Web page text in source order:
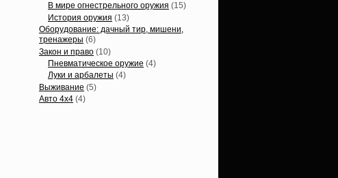
В мире огнестрельного оружия (15)
История оружия (13)
Оборудование: дачный тир, мишени,
тренажеры (6)
Закон и право (10)
Пневматическое оружие (4)
Луки и арбалеты (4)
Выживание (5)
Авто 4х4 (4)